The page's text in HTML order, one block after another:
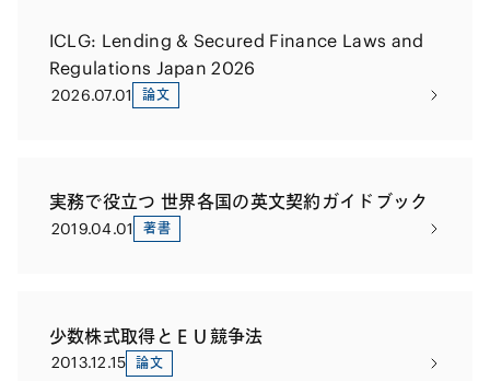
ICLG: Lending & Secured Finance Laws and
Regulations Japan 2026
2026.07.01 論文
実務で役立つ 世界各国の英文契約ガイドブック
2019.04.01 著書
少数株式取得とＥＵ競争法
2013.12.15 論文